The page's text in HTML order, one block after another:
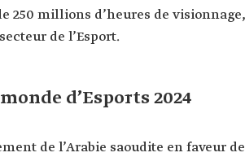
250 millions d’heures de visionnage,
de l’Esport.
d’Esports 2024
de l’Arabie saoudite en faveur de